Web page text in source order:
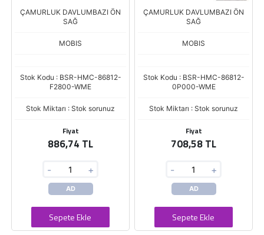
ÇAMURLUK DAVLUMBAZI ÖN
SAĞ
MOBIS
Stok Kodu : BSR-HMC-86812-
F2800-WME
Stok Miktarı : Stok sorunuz
Fiyat
886,74 TL
- +
AD
Sepete Ekle
ÇAMURLUK DAVLUMBAZI ÖN
SAĞ
MOBIS
Stok Kodu : BSR-HMC-86812-
0P000-WME
Stok Miktarı : Stok sorunuz
Fiyat
708,58 TL
- +
AD
Sepete Ekle